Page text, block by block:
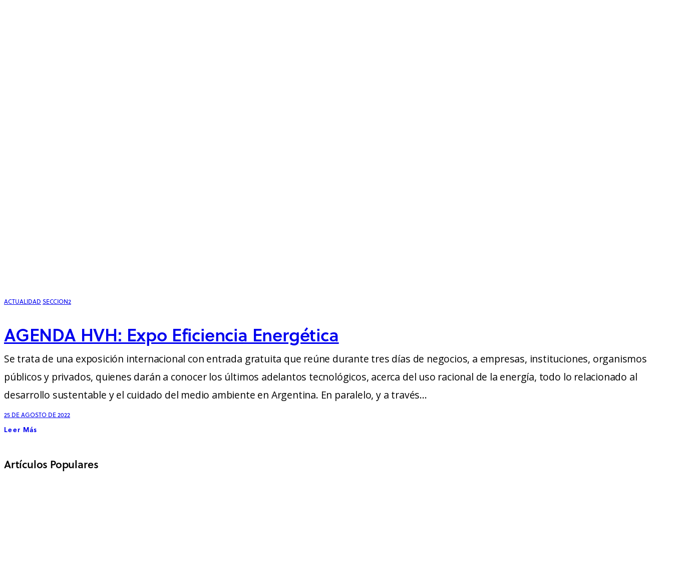
ACTUALIDAD SECCION2
AGENDA HVH: Expo Eficiencia Energética
Se trata de una exposición internacional con entrada gratuita que reúne durante tres días de negocios, a empresas, instituciones, organismos
públicos y privados, quienes darán a conocer los últimos adelantos tecnológicos, acerca del uso racional de la energía, todo lo relacionado al
desarrollo sustentable y el cuidado del medio ambiente en Argentina. En paralelo, y a través…
25 DE AGOSTO DE 2022
Leer Más
Artículos Populares